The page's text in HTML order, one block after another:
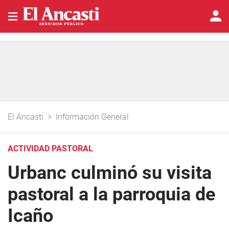
El Ancasti > Información General
ACTIVIDAD PASTORAL
Urbanc culminó su visita
pastoral a la parroquia de
Icaño